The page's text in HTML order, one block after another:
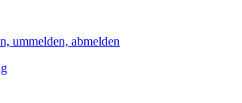
ummelden, abmelden